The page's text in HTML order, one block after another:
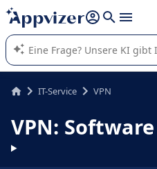
beantworten (mehrere Zeilen mit
Die KI von Appvizer führt Sie bei
von SaaS-Software in
IT-Service VPN
VPN: Software